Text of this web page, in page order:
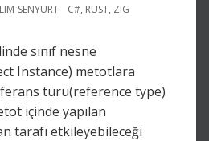
SENYURT C#, RUST, ZIG
sınıf nesne
Instance) metotlara
türü(reference type)
içinde yapılan
tarafı etkileyebileceği